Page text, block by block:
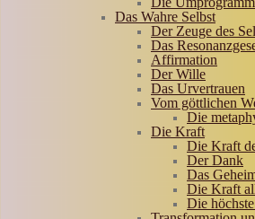
Das Wahre Selbst
Der Zeuge des
Das
Affirmation
Der Wille
Das Urvertrauen
Vom göttlichen
Die
Die Kraft
Die Kraft
Der Dank
Das
Die Kraft
Die